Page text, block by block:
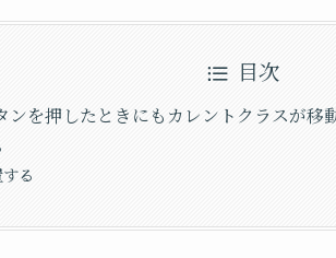
目次
ンを押したときにもカレントクラスが移
る